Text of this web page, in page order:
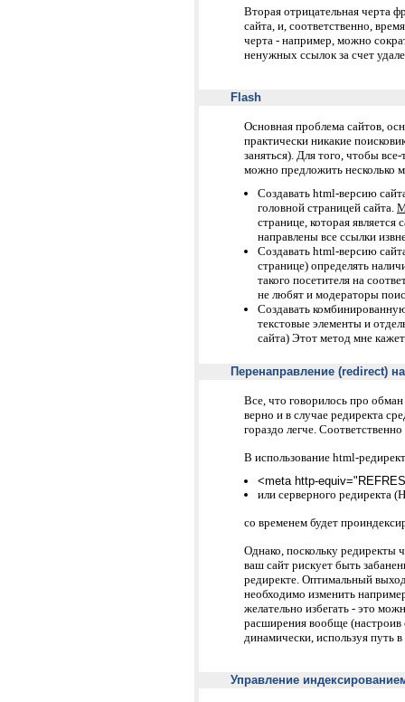
Вторая отрицательная черта
сайта, и, соответственно,
черта - например, можно
ненужных ссылок за счет
Flash
Основная проблема сайтов,
практически никакие
заняться). Для того, чтобы
можно предложить несколько
Создавать html-версию
головной страницей сайта.
странице, которая
направлены все ссылки
Создавать html-версию
странице) определять
такого посетителя на
не любят и модераторы
Создавать
текстовые элементы и
сайта) Этот метод мне
Перенаправление (redirect)
Все, что говорилось про
верно и в случае редиректа
гораздо легче. Соответственно
В использование html-
<meta http-
или серверного редиректа
со временем будет
Однако, поскольку редиректы
ваш сайт рискует быть
редиректе. Оптимальный
необходимо изменить
желательно избегать - это
расширения вообще (настроив
динамически, используя путь
Управление